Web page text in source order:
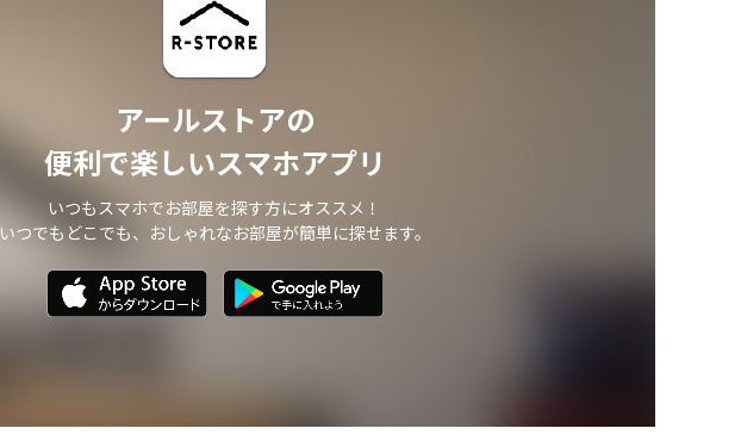
アールストアの
便利で楽しいスマホアプリ
いつもスマホでお部屋を探す方にオススメ！
いつでもどこでも、おしゃれなお部屋が簡単に探せます。